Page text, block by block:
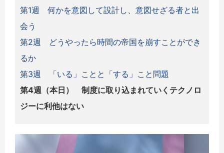
第1週 何かを意図して設計し、意図せざる者と出
会う
第2週 どうやったら時間の帝国を崩すことができ
るか
第3週 「いる」ことと「する」こと問題
第4週（本日） 制度に取り込まれていくテクノロ
ジーに利他はない